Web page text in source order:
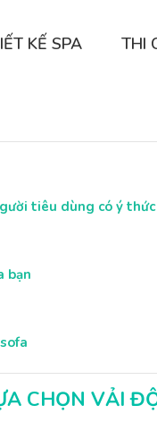
KẾ SPA THI
tiêu dùng có ý thức
bạn
CHỌN VẢI